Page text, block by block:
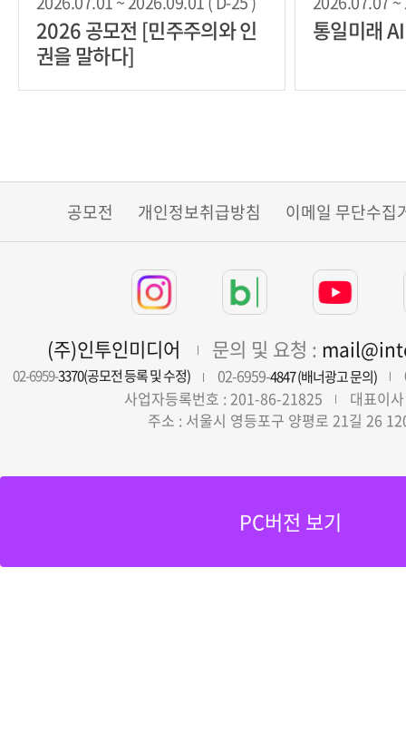
2026 공모전 [민주주의와 인
권을 말하다]
통일미래
공모전 개인정보취급방침 이메일 무단수집
(주)인투인미디어 문의 및 요청 :
02-6959-3370(공모전 등록 및 수정) 02-6959-4847 (배너광고 문의)
사업자등록번호 : 201-86-21825
대표이
주소 : 서울시 영등포구 양평로 21길 26
PC버전 보기